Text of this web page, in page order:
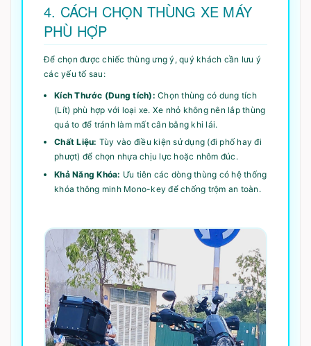
4. CÁCH CHỌN THÙNG XE MÁY
PHÙ HỢP
Để chọn được chiếc thùng ưng ý, quý khách cần lưu ý
các yếu tố sau:
Kích Thước (Dung tích): Chọn thùng có dung tích
(Lít) phù hợp với loại xe. Xe nhỏ không nên lắp thùng
quá to để tránh làm mất cân bằng khi lái.
Chất Liệu: Tùy vào điều kiện sử dụng (đi phố hay đi
phượt) để chọn nhựa chịu lực hoặc nhôm đúc.
Khả Năng Khóa: Ưu tiên các dòng thùng có hệ thống
khóa thông minh Mono-key để chống trộm an toàn.